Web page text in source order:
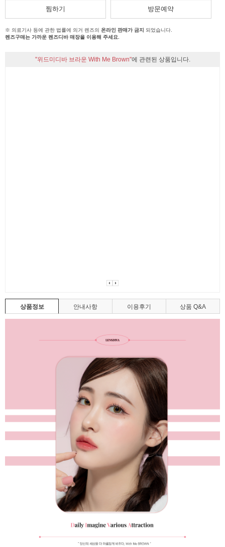
찜하기 방문예약
※ 의료기사 등에 관한 법률에 의거 렌즈의 온라인 판매가 금지
되었습니다.
렌즈구매는 가까운 렌즈디바 매장을 이용해 주세요.
"위드미디바 브라운 With Me Brown"에 관련된 상품입니다.
상품정보 안내사항 이용후기 상품 Q&A